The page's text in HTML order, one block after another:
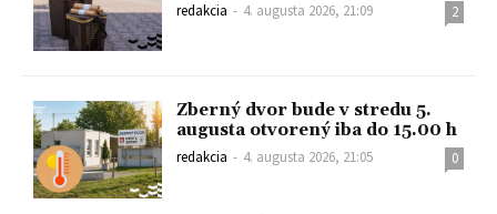
redakcia - 4. augusta 2026, 21:09 2
Zberný dvor bude v stredu 5.
augusta otvorený iba do 15.00 h
redakcia - 4. augusta 2026, 21:05 0